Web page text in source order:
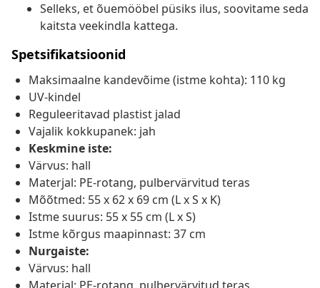
Selleks, et õuemööbel püsiks ilus, soovitame seda
kaitsta veekindla kattega.
Spetsifikatsioonid
Maksimaalne kandevõime (istme kohta): 110 kg
UV-kindel
Reguleeritavad plastist jalad
Vajalik kokkupanek: jah
Keskmine iste:
Värvus: hall
Materjal: PE-rotang, pulbervärvitud teras
Mõõtmed: 55 x 62 x 69 cm (L x S x K)
Istme suurus: 55 x 55 cm (L x S)
Istme kõrgus maapinnast: 37 cm
Nurgaiste:
Värvus: hall